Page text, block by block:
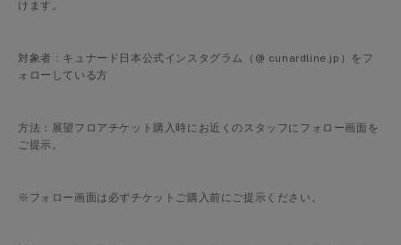
けます。
対象者：キュナード日本公式インスタグラム（@ cunardline.jp）をフ
ォローしている方
方法：展望フロアチケット購入時にお近くのスタッフにフォロー画面を
ご提示。
※フォロー画面は必ずチケットご購入前にご提示ください。